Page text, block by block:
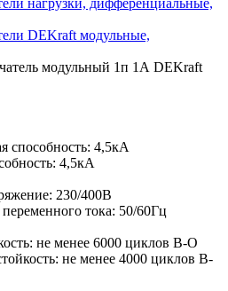
DEKraft модульные,
способность: 4,5кА
4,5кА
230/400В
тока: 50/60Гц
не менее 6000 циклов В-О
не менее 4000 циклов В-